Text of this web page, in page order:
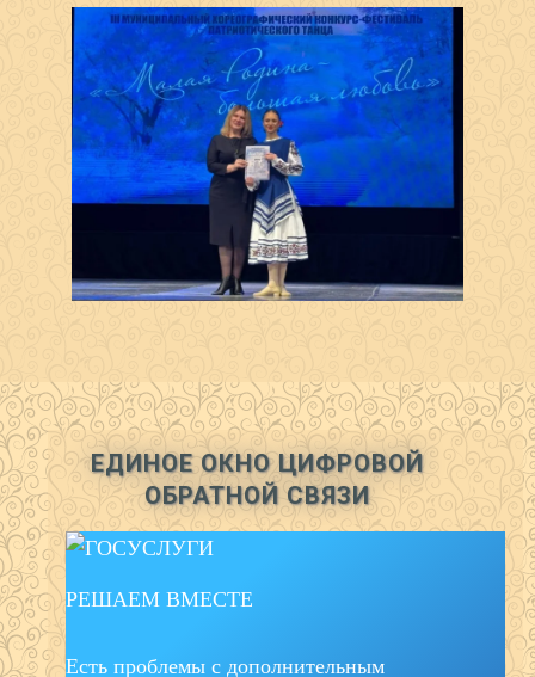
ЕДИНОЕ ОКНО ЦИФРОВОЙ
ОБРАТНОЙ СВЯЗИ
РЕШАЕМ ВМЕСТЕ
Есть проблемы с дополнительным